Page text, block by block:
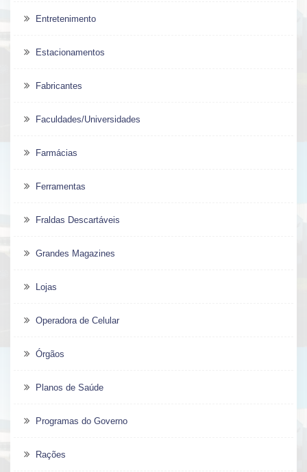
Entretenimento
Estacionamentos
Fabricantes
Faculdades/Universidades
Farmácias
Ferramentas
Fraldas Descartáveis
Grandes Magazines
Lojas
Operadora de Celular
Órgãos
Planos de Saúde
Programas do Governo
Rações